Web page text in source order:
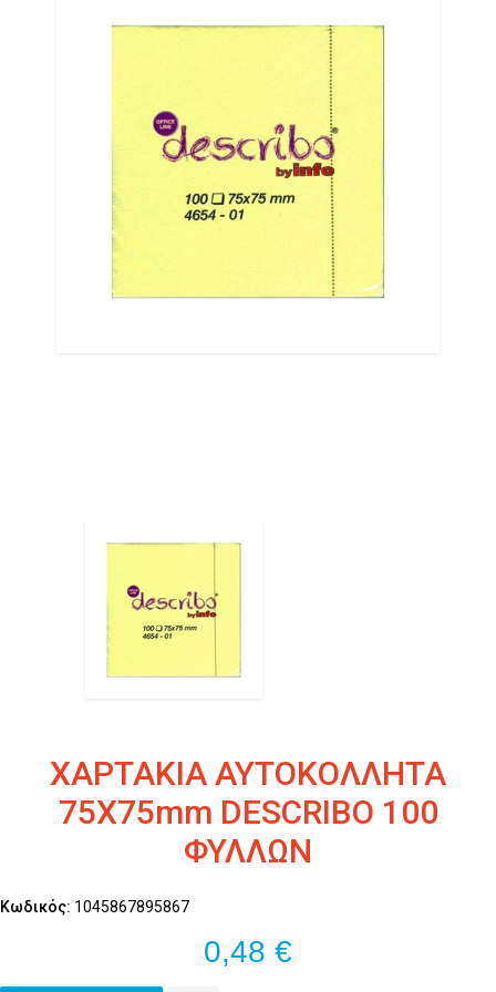
ΧΑΡΤΑΚΙΑ ΑΥΤΟΚΟΛΛΗΤΑ
75Χ75mm DESCRIBO 100
ΦΥΛΛΩΝ
Κωδικός: 1045867895867
0,48 €